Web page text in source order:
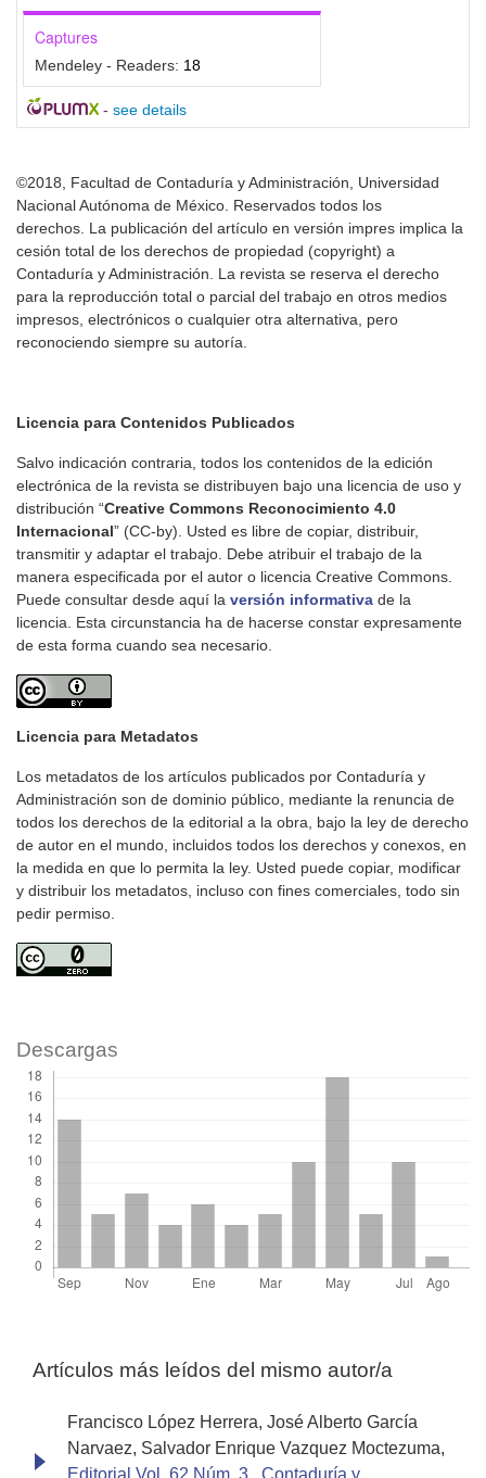
Captures
Mendeley - Readers: 18
- see details
©2018, Facultad de Contaduría y Administración, Universidad
Nacional Autónoma de México. Reservados todos los
derechos. La publicación del artículo en versión impres implica la
cesión total de los derechos de propiedad (copyright) a
Contaduría y Administración. La revista se reserva el derecho
para la reproducción total o parcial del trabajo en otros medios
impresos, electrónicos o cualquier otra alternativa, pero
reconociendo siempre su autoría.
Licencia para Contenidos Publicados
Salvo indicación contraria, todos los contenidos de la edición
electrónica de la revista se distribuyen bajo una licencia de uso y
distribución “Creative Commons Reconocimiento 4.0
Internacional” (CC-by). Usted es libre de copiar, distribuir,
transmitir y adaptar el trabajo. Debe atribuir el trabajo de la
manera especificada por el autor o licencia Creative Commons.
Puede consultar desde aquí la versión informativa de la
licencia. Esta circunstancia ha de hacerse constar expresamente
de esta forma cuando sea necesario.
Licencia para Metadatos
Los metadatos de los artículos publicados por Contaduría y
Administración son de dominio público, mediante la renuncia de
todos los derechos de la editorial a la obra, bajo la ley de derecho
de autor en el mundo, incluidos todos los derechos y conexos, en
la medida en que lo permita la ley. Usted puede copiar, modificar
y distribuir los metadatos, incluso con fines comerciales, todo sin
pedir permiso.
Descargas
Artículos más leídos del mismo autor/a
Francisco López Herrera, José Alberto García
Narvaez, Salvador Enrique Vazquez Moctezuma,
Editorial Vol. 62 Núm. 3
Contaduría y